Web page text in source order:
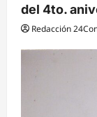
del 4to.
Redacción